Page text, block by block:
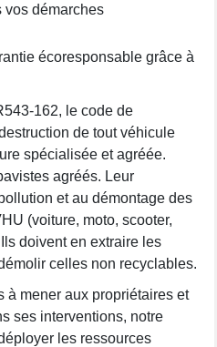
vos démarches
écoresponsable grâce à
162, le code de
de tout véhicule
spécialisée et agréée.
agréés. Leur
et au démontage des
(voiture, moto, scooter,
doivent en extraire les
celles non recyclables.
à mener aux propriétaires et
ses interventions, notre
les ressources